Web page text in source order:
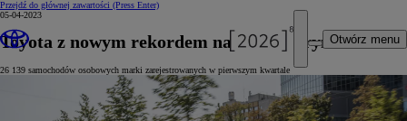
Przejdź do głównej zawartości (Press Enter)
Otwórz menu
05-04-2023
Toyota z nowym rekordem na polskim rynku
26 139 samochodów osobowych marki zarejestrowanych w pierwszym kwartale